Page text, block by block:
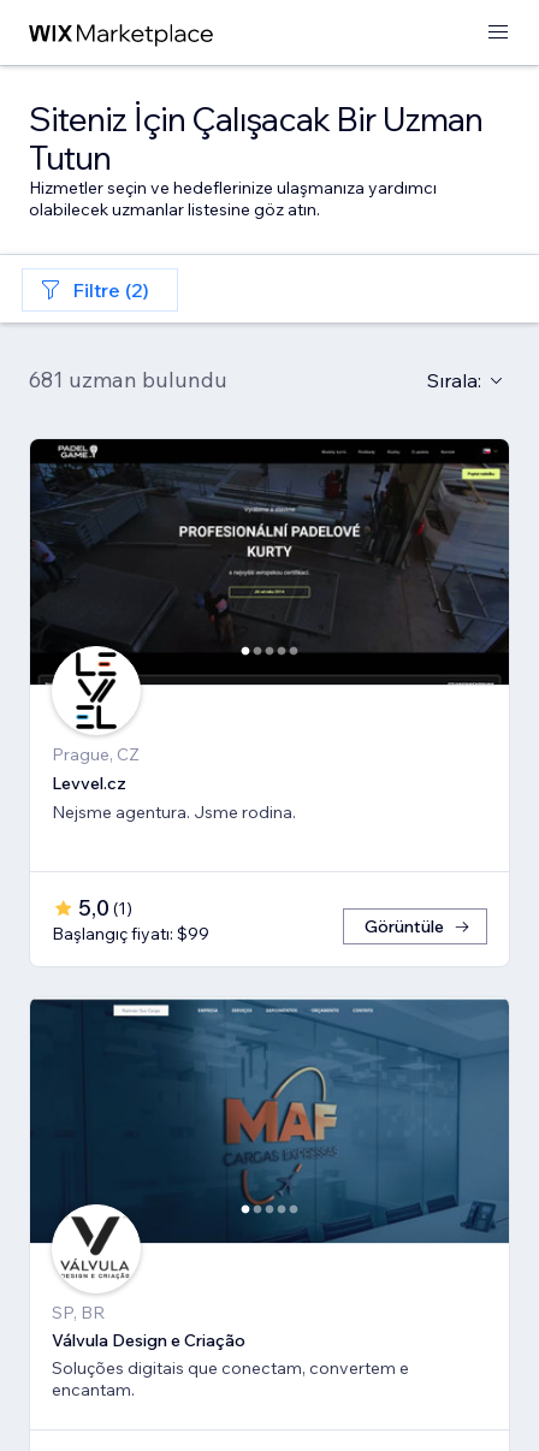
Siteniz İçin Çalışacak Bir Uzman
Tutun
Hizmetler seçin ve hedeflerinize ulaşmanıza yardımcı
olabilecek uzmanlar listesine göz atın.
Filtre (2)
681 uzman bulundu Sırala:
Prague, CZ
Levvel.cz
Nejsme agentura. Jsme rodina.
5,0 (1)
Başlangıç fiyatı: $99
Görüntüle
SP, BR
Válvula Design e Criação
Soluções digitais que conectam, convertem e
encantam.